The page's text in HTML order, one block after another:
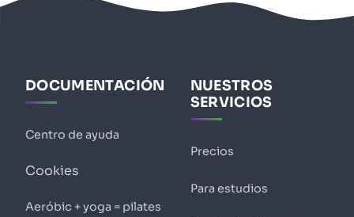
DOCUMENTACIÓN
Centro de ayuda
Cookies
Aeróbic + yoga = pilates
NUESTROS
SERVICIOS
Precios
Para estudios